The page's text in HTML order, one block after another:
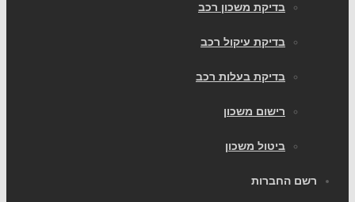
בדיקת משכון רכב
בדיקת עיקול רכב
בדיקת בעלות רכב
רישום משכון
ביטול משכון
רשם החברות